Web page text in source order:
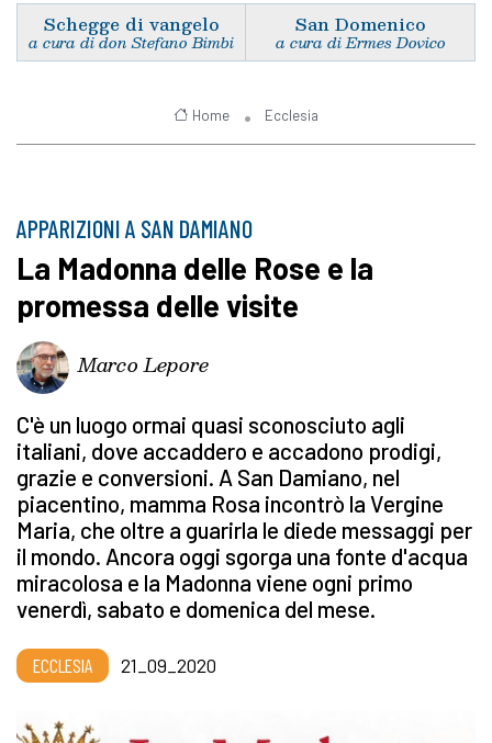
Schegge di vangelo
a cura di don Stefano Bimbi
San Domenico
a cura di Ermes Dovico
Home Ecclesia
APPARIZIONI A SAN DAMIANO
La Madonna delle Rose e la
promessa delle visite
Marco Lepore
C'è un luogo ormai quasi sconosciuto agli
italiani, dove accaddero e accadono prodigi,
grazie e conversioni. A San Damiano, nel
piacentino, mamma Rosa incontrò la Vergine
Maria, che oltre a guarirla le diede messaggi per
il mondo. Ancora oggi sgorga una fonte d'acqua
miracolosa e la Madonna viene ogni primo
venerdì, sabato e domenica del mese.
ECCLESIA 21_09_2020